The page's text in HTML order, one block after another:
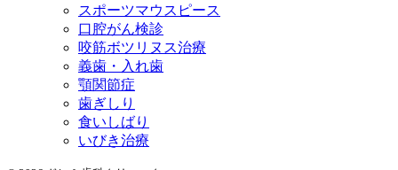
スポーツマウスピース
口腔がん検診
咬筋ボツリヌス治療
義歯・入れ歯
顎関節症
歯ぎしり
食いしばり
いびき治療